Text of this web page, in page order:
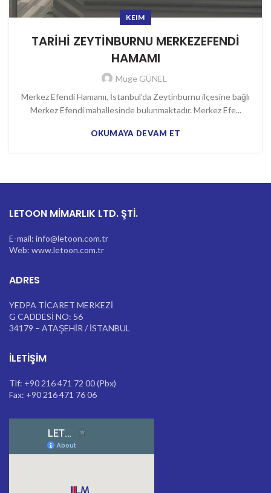
KEIM
TARİHİ ZEYTİNBURNU MERKEZEFENDİ
HAMAMI
Muge GÜNEL
Merkez Efendi Hamamı, İstanbul’da Zeytinburnu ilçesine bağlı
Merkez Efendi mahallesinde bulunmaktadır. Merkez Efe...
OKUMAYA DEVAM ET
LETOON MİMARLIK LTD. ŞTİ.
E-mail: info@letoon.com.tr
Web: www.letoon.com.tr
ADRES
YEDPA TİCARET MERKEZİ
G CADDESİ NO: 56
34179 – ATAŞEHİR / İSTANBUL
İLETIŞIM
Tlf: +90 216 471 72 00 (Pbx)
Fax: +90 216 471 76 06